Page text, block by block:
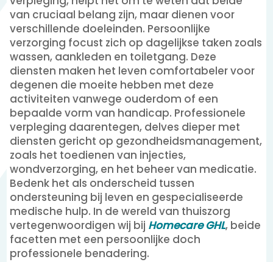
van cruciaal belang zijn, maar dienen voor
verschillende doeleinden. Persoonlijke
verzorging focust zich op dagelijkse taken zoals
wassen, aankleden en toiletgang. Deze
diensten maken het leven comfortabeler voor
degenen die moeite hebben met deze
activiteiten vanwege ouderdom of een
bepaalde vorm van handicap. Professionele
verpleging daarentegen, delves dieper met
diensten gericht op gezondheidsmanagement,
zoals het toedienen van injecties,
wondverzorging, en het beheer van medicatie.
Bedenk het als onderscheid tussen
ondersteuning bij leven en gespecialiseerde
medische hulp. In de wereld van thuiszorg
vertegenwoordigen wij bij Homecare GHL, beide
facetten met een persoonlijke doch
professionele benadering.